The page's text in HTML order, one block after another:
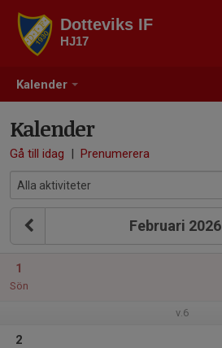
Kalender
Dotteviks IF
HJ17
Kalender
Gå till idag | Prenumerera
Februari 2026
1
Sön
v.6
2